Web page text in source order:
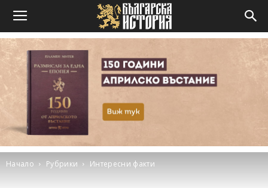
Начало Рубрики Интересни факти